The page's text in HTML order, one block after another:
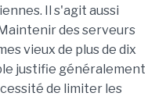
Il s'agit aussi
des serveurs
vieux de plus de dix
justifie généralement
de limiter les